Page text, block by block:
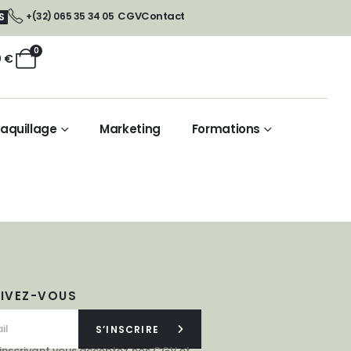
+(32) 065 35 34 05 CGVContact
0
€
Marketing Formations
VOUS
S’INSCRIRE